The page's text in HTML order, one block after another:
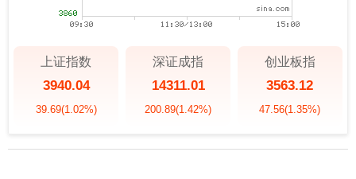
上证指数
3940.04
39.69(1.02%)
深证成指
14311.01
200.89(1.42%)
创业板指
3563.12
47.56(1.35%)